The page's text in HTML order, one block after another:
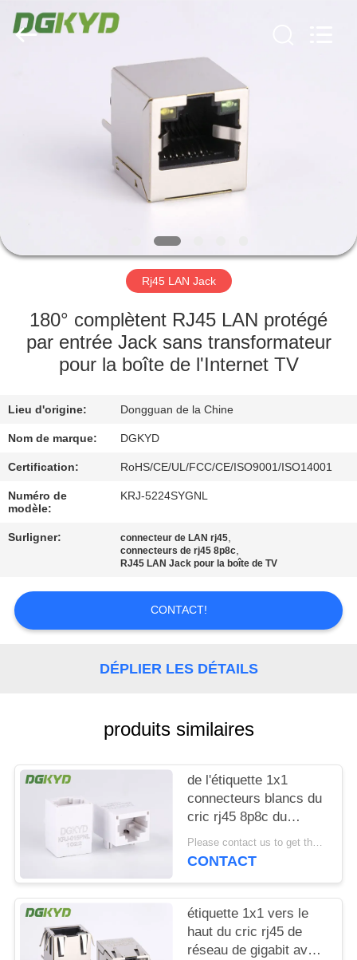
PRODUITS
AU
DE
NOUS
D'USINE
CONTRÔLE
DE
QUALITÉ
CONTACTEZ-
NOUS
POLITIQUE
MATIÈRE
DE
PROTECTION
Keyouda
Electronic
Technology
Rj45 LAN Jack
180° complètent RJ45 LAN protégé
par entrée Jack sans transformateur
pour la boîte de l'Internet TV
Lieu d'origine: Dongguan de la Chine
Nom de marque: DGKYD
Certification: RoHS/CE/UL/FCC/CE/ISO9001/ISO14001
Numéro de
modèle:
KRJ-5224SYGNL
Surligner: connecteur de LAN rj45,
connecteurs de rj45 8p8c,
RJ45 LAN Jack pour la boîte de TV
CONTACT!
DÉPLIER LES DÉTAILS
produits similaires
de l'étiquette 1x1
connecteurs blancs du
cric rj45 8p8c du
transformateur RJ45
vers le bas sans
Please contact us to get the latest price. MOQ:1 morceau
CONTACT
étiquette 1x1 vers le
haut du cric rj45 de
réseau de gigabit avec